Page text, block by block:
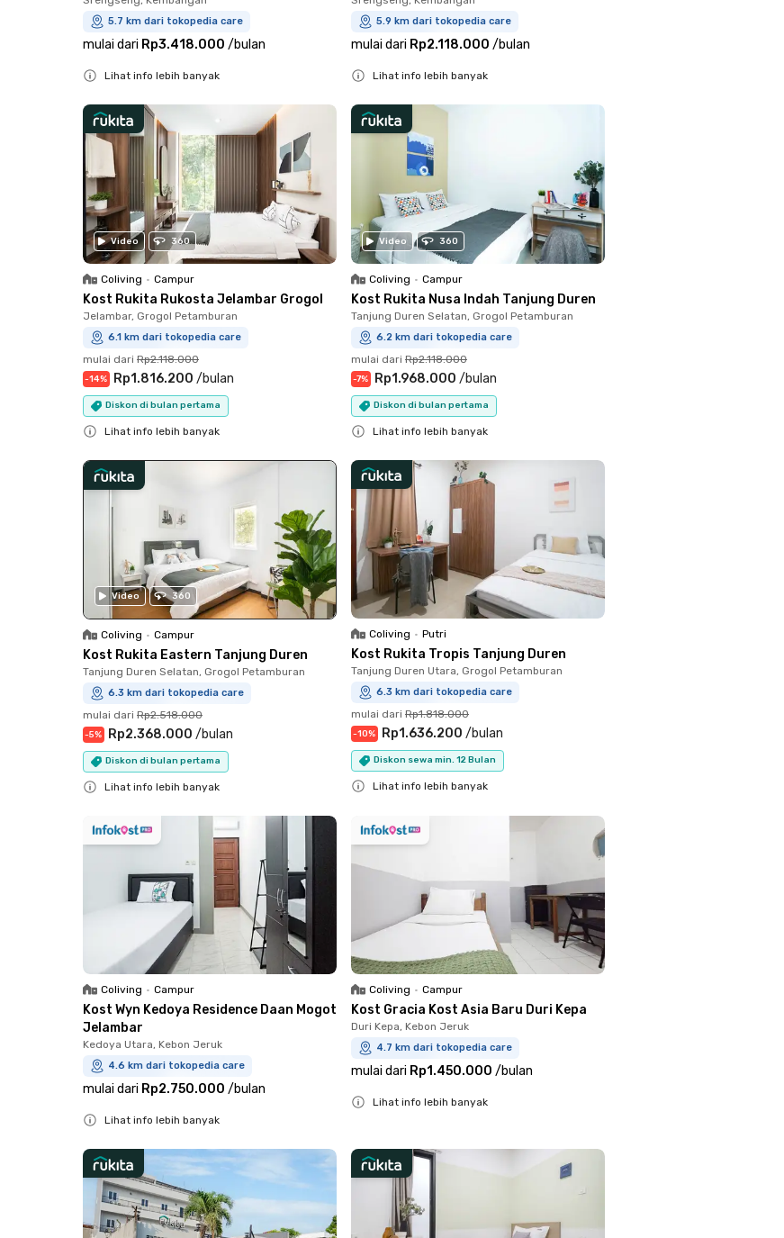
5.7 km dari tokopedia care
mulai dari Rp3.418.000 /bulan
Lihat info lebih banyak
5.9 km dari tokopedia care
mulai dari Rp2.118.000 /bulan
Lihat info lebih banyak
Video 360
Coliving • Campur
Kost Rukita Rukosta Jelambar Grogol
Jelambar, Grogol Petamburan
6.1 km dari tokopedia care
mulai dari Rp2.118.000
-14% Rp1.816.200 /bulan
Diskon di bulan pertama
Lihat info lebih banyak
Video 360
Coliving • Campur
Kost Rukita Nusa Indah Tanjung Duren
Tanjung Duren Selatan, Grogol Petamburan
6.2 km dari tokopedia care
mulai dari Rp2.118.000
-7% Rp1.968.000 /bulan
Diskon di bulan pertama
Lihat info lebih banyak
Video 360
Coliving • Campur
Kost Rukita Eastern Tanjung Duren
Tanjung Duren Selatan, Grogol Petamburan
6.3 km dari tokopedia care
mulai dari Rp2.518.000
-5% Rp2.368.000 /bulan
Diskon di bulan pertama
Lihat info lebih banyak
Coliving • Putri
Kost Rukita Tropis Tanjung Duren
Tanjung Duren Utara, Grogol Petamburan
6.3 km dari tokopedia care
mulai dari Rp1.818.000
-10% Rp1.636.200 /bulan
Diskon sewa min. 12 Bulan
Lihat info lebih banyak
Coliving • Campur
Kost Wyn Kedoya Residence Daan Mogot
Jelambar
Kedoya Utara, Kebon Jeruk
4.6 km dari tokopedia care
mulai dari Rp2.750.000 /bulan
Lihat info lebih banyak
Coliving • Campur
Kost Gracia Kost Asia Baru Duri Kepa
Duri Kepa, Kebon Jeruk
4.7 km dari tokopedia care
mulai dari Rp1.450.000 /bulan
Lihat info lebih banyak